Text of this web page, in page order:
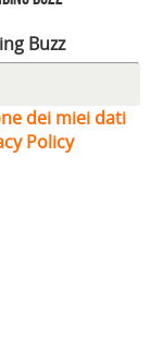
Buzz
dei miei dati
Policy